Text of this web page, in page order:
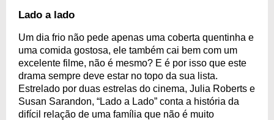
Lado a lado
Um dia frio não pede apenas uma coberta quentinha e
uma comida gostosa, ele também cai bem com um
excelente filme, não é mesmo? E é por isso que este
drama sempre deve estar no topo da sua lista.
Estrelado por duas estrelas do cinema, Julia Roberts e
Susan Sarandon, “Lado a Lado” conta a história da
difícil relação de uma família que não é muito